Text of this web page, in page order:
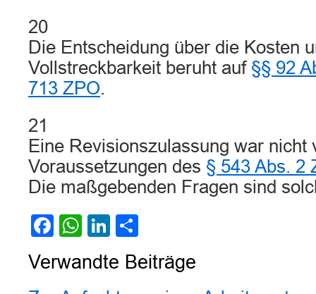
20
Die Entscheidung über die Kosten
Vollstreckbarkeit beruht auf §§ 92
713 ZPO.
21
Eine Revisionszulassung war nicht
Voraussetzungen des § 543 Abs. 2
Die maßgebenden Fragen sind
Facebook
WhatsApp
LinkedIn
Verwandte Beiträge